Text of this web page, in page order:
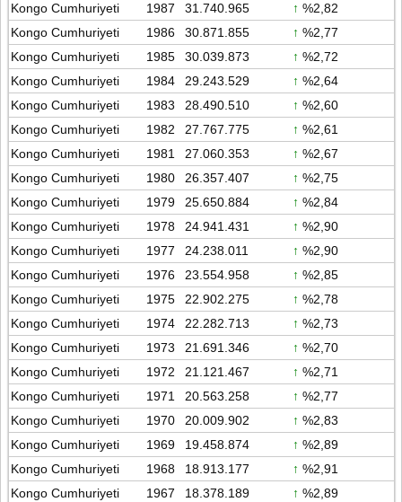
Kongo Cumhuriyeti
1987 31.740.965 ↑ %2,82
Kongo Cumhuriyeti
1986 30.871.855 ↑ %2,77
Kongo Cumhuriyeti
1985 30.039.873 ↑ %2,72
Kongo Cumhuriyeti
1984 29.243.529 ↑ %2,64
Kongo Cumhuriyeti
1983 28.490.510 ↑ %2,60
Kongo Cumhuriyeti
1982 27.767.775 ↑ %2,61
Kongo Cumhuriyeti
1981 27.060.353 ↑ %2,67
Kongo Cumhuriyeti
1980 26.357.407 ↑ %2,75
Kongo Cumhuriyeti
1979 25.650.884 ↑ %2,84
Kongo Cumhuriyeti
1978 24.941.431 ↑ %2,90
Kongo Cumhuriyeti
1977 24.238.011 ↑ %2,90
Kongo Cumhuriyeti
1976 23.554.958 ↑ %2,85
Kongo Cumhuriyeti
1975 22.902.275 ↑ %2,78
Kongo Cumhuriyeti
1974 22.282.713 ↑ %2,73
Kongo Cumhuriyeti
1973 21.691.346 ↑ %2,70
Kongo Cumhuriyeti
1972 21.121.467 ↑ %2,71
Kongo Cumhuriyeti
1971 20.563.258 ↑ %2,77
Kongo Cumhuriyeti
1970 20.009.902 ↑ %2,83
Kongo Cumhuriyeti
1969 19.458.874 ↑ %2,89
Kongo Cumhuriyeti
1968 18.913.177 ↑ %2,91
Kongo Cumhuriyeti
1967 18.378.189 ↑ %2,89